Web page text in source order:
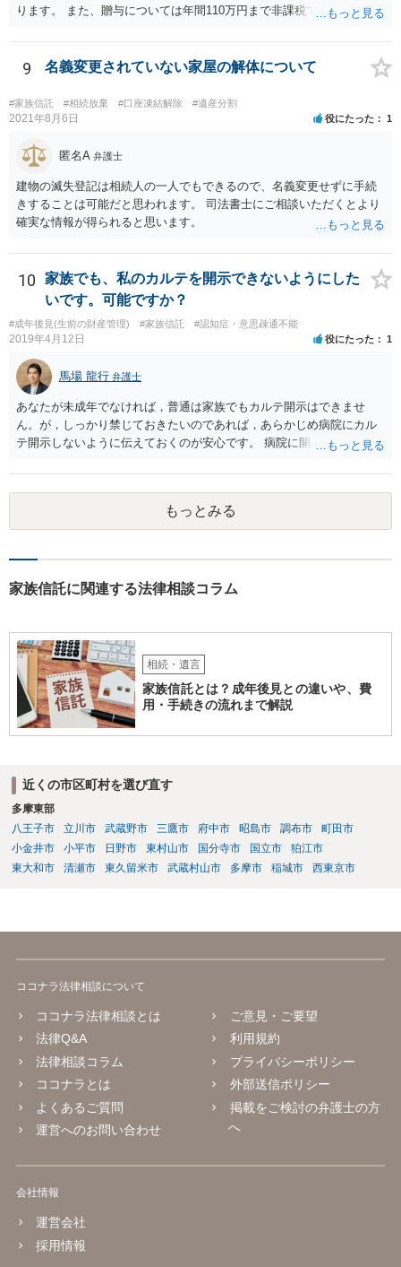
ります。 また、贈与については年間110万円まで非課税であり、トイ
9 名義変更されていない家屋の解体について
#家族信託 #相続放棄 #口座凍結解除 #遺産分割
2021年8月6日 役にたった 1
匿名A 弁護士
建物の滅失登記は相続人の一人でもできるので、名義変更せずに手続
きすることは可能だと思われます。 司法書士にご相談いただくとより
確実な情報が得られると思います。
10
家族でも、私のカルテを開示できないようにした
いです。可能ですか？
#成年後見(生前の財産管理) #家族信託 #認知症・意思疎通不能
2019年4月12日 役にたった 1
馬場 龍行 弁護士
あなたが未成年でなければ，普通は家族でもカルテ開示はできませ
ん。が，しっかり禁じておきたいのであれば，あらかじめ病院にカル
テ開示しないように伝えておくのが安心です。 病院に開示しないよう
可能性は低いのでコストパフォーマンスとしてはどうかなという感じ
がします。
もっとみる
家族信託に関連する法律相談コラム
相続・遺言
家族信託とは？成年後見との違いや、費
用・手続きの流れまで解説
近くの市区町村を選び直す
多摩東部
八王子市
立川市 武蔵野市 三鷹市 府中市 昭島市 調布市
町田市
小金井市
小平市 日野市 東村山市 国分寺市 国立市
狛江市
東大和市
清瀬市 東久留米市 武蔵村山市 多摩市 稲城市 西東京市
ココナラ法律相談について
ココナラ法律相談とは
法律Q&A
法律相談コラム
ココナラとは
よくあるご質問
運営へのお問い合わせ
ご意見・ご要望
利用規約
プライバシーポリシー
外部送信ポリシー
掲載をご検討の弁護士の方
へ
会社情報
運営会社
採用情報